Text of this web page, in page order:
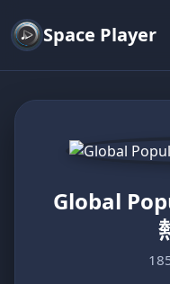
Space Player
Global